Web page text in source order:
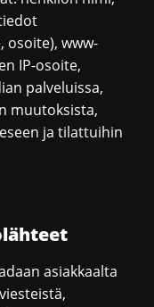
osoite), www-
IP-osoite,
palveluissa,
muutoksista,
ja tilattuihin
asiakkaalta